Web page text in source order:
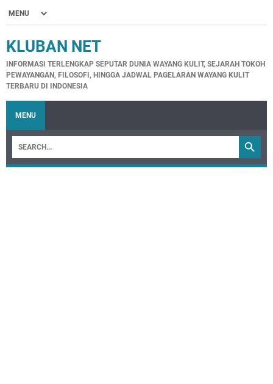
KLUBAN NET
INFORMASI TERLENGKAP SEPUTAR DUNIA WAYANG KULIT, SEJARAH TOKOH
PEWAYANGAN, FILOSOFI, HINGGA JADWAL PAGELARAN WAYANG KULIT
TERBARU DI INDONESIA
MENU